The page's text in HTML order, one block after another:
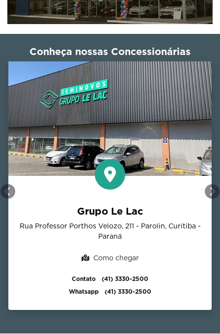
Conheça nossas Concessionárias
Grupo Le Lac
Rua Professor Porthos Velozo, 211 - Parolin, Curitiba -
Paraná
Como chegar
Contato
(41) 3330-2500
Whatsapp
(41) 3330-2500
Anterior